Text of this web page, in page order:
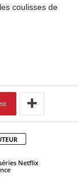
coulisses de
Netflix